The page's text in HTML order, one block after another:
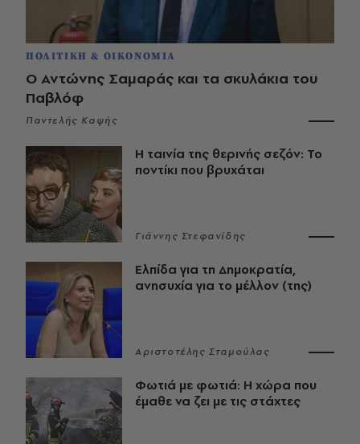
ΠΟΛΙΤΙΚΗ & ΟΙΚΟΝΟΜΙΑ
Ο Αντώνης Σαμαράς και τα σκυλάκια του
Παβλόφ
Παντελής Καψής
Η ταινία της θερινής σεζόν: Το
ποντίκι που βρυχάται
Γιάννης Στεφανίδης
Ελπίδα για τη Δημοκρατία,
ανησυχία για το μέλλον (της)
Αριστοτέλης Σταμούλας
Φωτιά με φωτιά: Η χώρα που
έμαθε να ζει με τις στάχτες